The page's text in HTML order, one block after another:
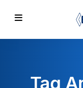
Tag